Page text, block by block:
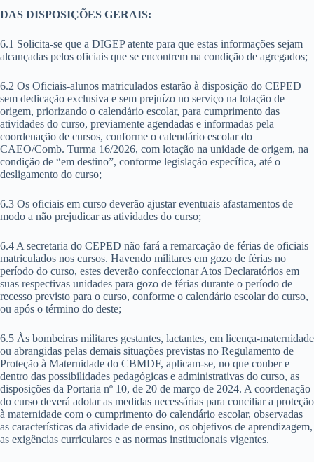
DAS DISPOSIÇÕES GERAIS:
6.1 Solicita-se que a DIGEP atente para que estas informações sejam
alcançadas pelos oficiais que se encontrem na condição de agregados;
6.2 Os Oficiais-alunos matriculados estarão à disposição do CEPED
sem dedicação exclusiva e sem prejuízo no serviço na lotação de
origem, priorizando o calendário escolar, para cumprimento das
atividades do curso, previamente agendadas e informadas pela
coordenação de cursos, conforme o calendário escolar do
CAEO/Comb. Turma 16/2026, com lotação na unidade de origem, na
condição de “em destino”, conforme legislação específica, até o
desligamento do curso;
6.3 Os oficiais em curso deverão ajustar eventuais afastamentos de
modo a não prejudicar as atividades do curso;
6.4 A secretaria do CEPED não fará a remarcação de férias de oficiais
matriculados nos cursos. Havendo militares em gozo de férias no
período do curso, estes deverão confeccionar Atos Declaratórios em
suas respectivas unidades para gozo de férias durante o período de
recesso previsto para o curso, conforme o calendário escolar do curso,
ou após o término do deste;
6.5 Às bombeiras militares gestantes, lactantes, em licença-maternidade
ou abrangidas pelas demais situações previstas no Regulamento de
Proteção à Maternidade do CBMDF, aplicam-se, no que couber e
dentro das possibilidades pedagógicas e administrativas do curso, as
disposições da Portaria nº 10, de 20 de março de 2024. A coordenação
do curso deverá adotar as medidas necessárias para conciliar a proteção
à maternidade com o cumprimento do calendário escolar, observadas
as características da atividade de ensino, os objetivos de aprendizagem,
as exigências curriculares e as normas institucionais vigentes.